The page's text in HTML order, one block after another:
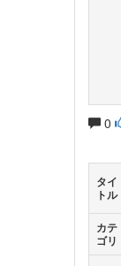
0
タイ
トル
カテ
ゴリ